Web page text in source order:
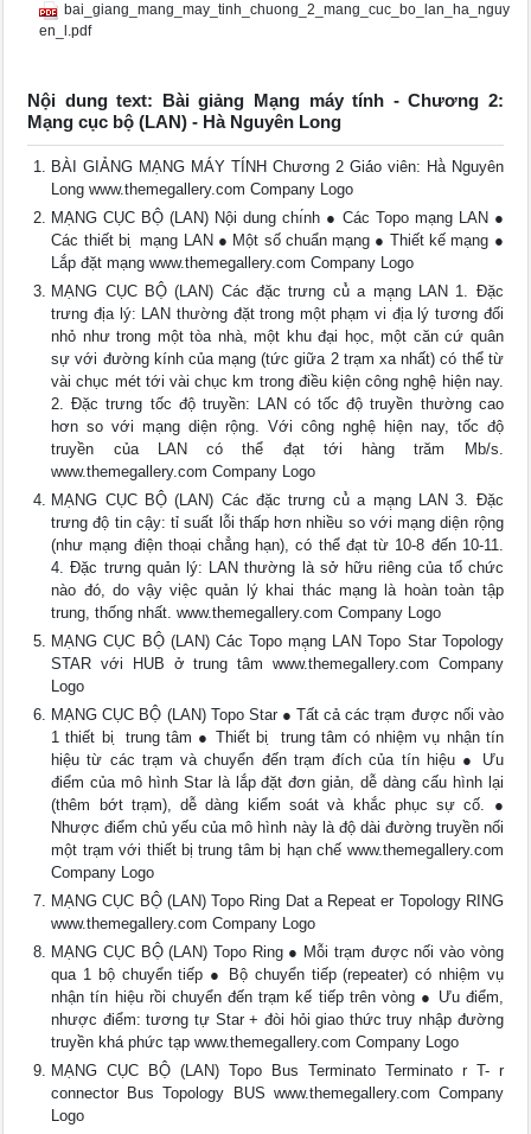
bai_giang_mang_may_tinh_chuong_2_mang_cuc_bo_lan_ha_nguy
en_l.pdf
Nội dung text: Bài giảng Mạng máy tính - Chương 2:
Mạng cục bộ (LAN) - Hà Nguyên Long
BÀI GIẢNG MẠNG MÁY TÍNH Chương 2 Giá́o viên: Hà̀ Nguyên
Long www.themegallery.com Company Logo
MẠNG CỤC BỘ (LAN) Nộ̣i dung chı́nh ● Các Topo mạng LAN ●
Các thiết bi ̣ mạng LAN ● Một số chuẩn mạng ● Thiết kế mạng ●
Lắp đặt mạng www.themegallery.com Company Logo
MẠNG CỤC BỘ (LAN) Các đặc trưng củ̉ a mạ̣ng LAN 1. Đặc
trưng địa lý: LAN thường đặt trong một phạm vi địa lý tương đối
nhỏ như trong một tòa nhà, một khu đại học, một căn cứ quân
sự với đường kính của mạng (tức giữa 2 trạm xa nhất) có thể từ
vài chục mét tới vài chục km trong điều kiện công nghệ hiện nay.
2. Đặc trưng tốc độ truyền: LAN có tốc độ truyền thường cao
hơn so với mạng diện rộng. Với công nghệ hiện nay, tốc độ
truyền của LAN có thể đạt tới hàng trăm Mb/s.
www.themegallery.com Company Logo
MẠNG CỤC BỘ (LAN) Các đặc trưng củ̉ a mạ̣ng LAN 3. Đặc
trưng độ tin cậy: tỉ suất lỗi thấp hơn nhiều so với mạng diện rộng
(như mạng điện thoại chẳng hạn), có thể đạt từ 10-8 đến 10-11.
4. Đặc trưng quản lý: LAN thường là sở hữu riêng của tổ chức
nào đó, do vậy việc quản lý khai thác mạng là hoàn toàn tập
trung, thống nhất. www.themegallery.com Company Logo
MẠNG CỤC BỘ (LAN) Cá́c Topo mạ̣ng LAN Topo Star Topology
STAR với HUB ở trung tâm www.themegallery.com Company
Logo
MẠNG CỤC BỘ (LAN) Topo Star ● Tất cả các trạm được nối vào
1 thiết bi ̣ trung tâm ● Thiết bi ̣ trung tâm có nhiệm vụ nhận tín
hiệu từ các trạm và chuyển đến trạm đích của tín hiệu ● Ưu
điểm của mô hình Star là lắp đặt đơn giản, dễ dàng cấu hình lại
(thêm bớt trạm), dễ dàng kiểm soát và khắc phục sự cố. ●
Nhược điểm chủ yếu của mô hình này là độ dài đường truyền nối
một trạm với thiết bị trung tâm bị hạn chế www.themegallery.com
Company Logo
MẠNG CỤC BỘ (LAN) Topo Ring Dat a Repeat er Topology RING
www.themegallery.com Company Logo
MẠNG CỤC BỘ (LAN) Topo Ring ● Mỗi trạm được nối vào vòng
qua 1 bộ chuyển tiếp ● Bộ chuyển tiếp (repeater) có nhiệm vụ
nhận tín hiệu rồi chuyển đến trạm kế tiếp trên vòng ● Ưu điểm,
nhược điểm: tương tự Star + đòi hỏi giao thức truy nhập đường
truyền khá phức tạp www.themegallery.com Company Logo
MẠNG CỤC BỘ (LAN) Topo Bus Terminato Terminato r T- r
connector Bus Topology BUS www.themegallery.com Company
Logo